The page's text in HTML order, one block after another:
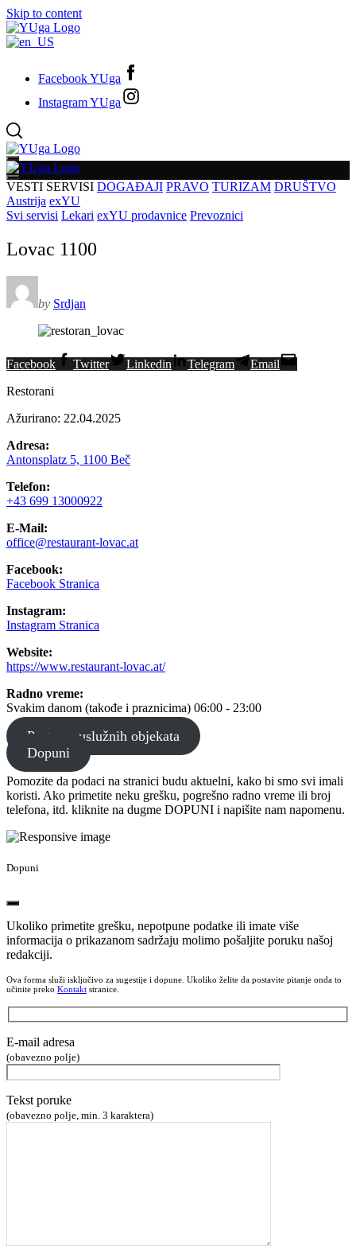
Skip to content
Facebook YUga
Instagram YUga
VESTI SERVISI DOGAĐAJI PRAVO TURIZAM DRUŠTVO
Austrija exYU
Svi servisi Lekari exYU prodavnice Prevoznici
Lovac 1100
by Srdjan
Facebook Twitter Linkedin Telegram
Email
Restorani
Ažurirano: 22.04.2025
Adresa:
Antonsplatz 5, 1100 Beč
Telefon:
+43 699 13000922
E-Mail:
office@restaurant-lovac.at
Facebook:
Facebook Stranica
Instagram:
Instagram Stranica
Website:
https://www.restaurant-lovac.at/
Radno vreme:
Svakim danom (takođe i praznicima) 06:00 - 23:00
Pretraga uslužnih objekata
Dopuni
Pomozite da podaci na stranici budu aktuelni, kako bi smo svi imali
koristi. Ako primetite neku grešku, pogrešno radno vreme ili broj
telefona, itd. kliknite na dugme DOPUNI i napišite nam napomenu.
Dopuni
Ukoliko primetite grešku, nepotpune podatke ili imate više
informacija o prikazanom sadržaju molimo pošaljite poruku našoj
redakciji.
Ova forma služi isključivo za sugestije i dopune. Ukoliko želite da postavite pitanje onda to
učinite preko Kontakt stranice.
E-mail adresa
(obavezno polje)
Tekst poruke
(obavezno polje, min. 3 karaktera)